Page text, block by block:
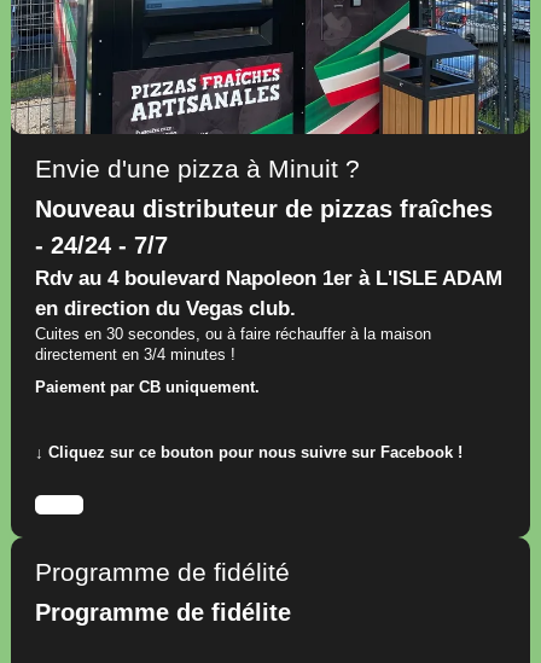
Envie d'une pizza à Minuit ?
Nouveau distributeur de pizzas fraîches
- 24/24 - 7/7
Rdv au 4 boulevard Napoleon 1er à L'ISLE ADAM
en direction du Vegas club.
Cuites en 30 secondes, ou à faire réchauffer à la maison
directement en 3/4 minutes !
Paiement par CB uniquement.
↓ Cliquez sur ce bouton pour nous suivre sur Facebook !
Programme de fidélité
Programme de fidélite